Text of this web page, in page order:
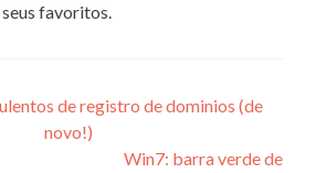
seus favoritos.
de registro de dominios (de
novo!)
Win7: barra verde de